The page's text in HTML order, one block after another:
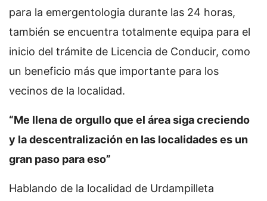
para la emergentologia durante las 24 horas,
también se encuentra totalmente equipa para el
inicio del trámite de Licencia de Conducir, como
un beneficio más que importante para los
vecinos de la localidad.
“Me llena de orgullo que el área siga creciendo
y la descentralización en las localidades es un
gran paso para eso”
Hablando de la localidad de Urdampilleta